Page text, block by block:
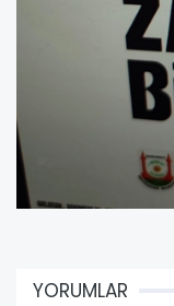
YORUMLAR